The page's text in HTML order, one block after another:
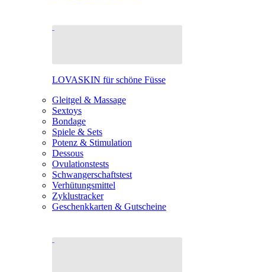
LOVASKIN für schöne Füsse
Gleitgel & Massage
Sextoys
Bondage
Spiele & Sets
Potenz & Stimulation
Dessous
Ovulationstests
Schwangerschaftstest
Verhütungsmittel
Zyklustracker
Geschenkkarten & Gutscheine